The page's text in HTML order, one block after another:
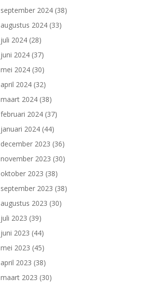
september 2024 (38)
augustus 2024 (33)
juli 2024 (28)
juni 2024 (37)
mei 2024 (30)
april 2024 (32)
maart 2024 (38)
februari 2024 (37)
januari 2024 (44)
december 2023 (36)
november 2023 (30)
oktober 2023 (38)
september 2023 (38)
augustus 2023 (30)
juli 2023 (39)
juni 2023 (44)
mei 2023 (45)
april 2023 (38)
maart 2023 (30)